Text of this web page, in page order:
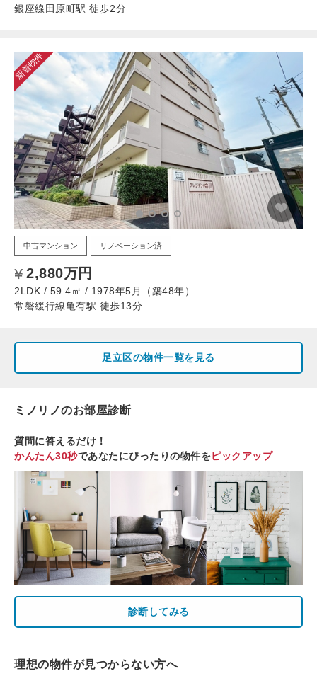
銀座線田原町駅 徒歩2分
新着物件
中古マンション リノベーション済
2,880万円
2LDK / 59.4㎡ / 1978年5月（築48年）
常磐緩行線亀有駅 徒歩13分
足立区の物件一覧を見る
ミノリノのお部屋診断
質問に答えるだけ！
かんたん30秒であなたにぴったりの物件をピックアップ
診断してみる
理想の物件が見つからない方へ